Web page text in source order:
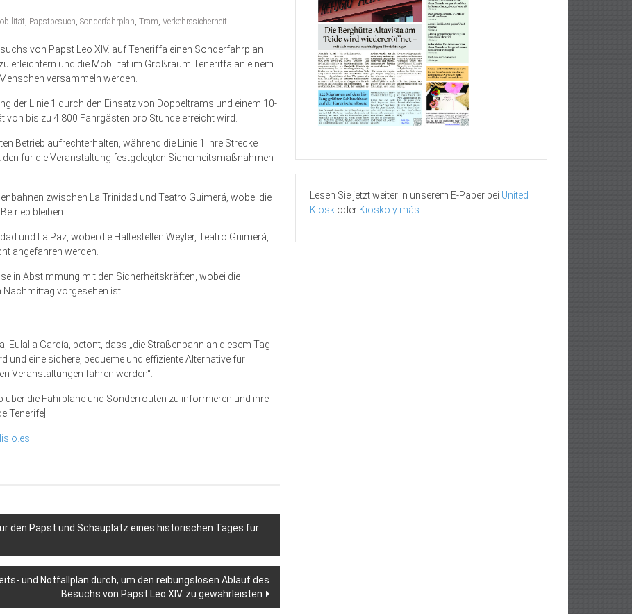
Papstbesuch Sonderfahrplan Tram Verkehrssicherheit
von Papst Leo XIV. auf Teneriffa einen Sonderfahrplan
erleichtern und die Mobilität im Großraum Teneriffa an einem
versammeln werden.
der Linie 1 durch den Einsatz von Doppeltrams und einem 10-
bis zu 4.800 Fahrgästen pro Stunde erreicht wird.
Betrieb aufrechterhalten, während die Linie 1 ihre Strecke
für die Veranstaltung festgelegten Sicherheitsmaßnahmen
zwischen La Trinidad und Teatro Guimerá, wobei die
bleiben.
und La Paz, wobei die Haltestellen Weyler, Teatro Guimerá,
angefahren werden.
in Abstimmung mit den Sicherheitskräften, wobei die
vorgesehen ist.
Eulalia García, betont, dass „die Straßenbahn an diesem Tag
und eine sichere, bequeme und effiziente Alternative für
Veranstaltungen fahren werden“.
die Fahrpläne und Sonderrouten zu informieren und ihre
Tenerife]
den Papst und Schauplatz eines historischen Tages für
und Notfallplan durch, um den reibungslosen Ablauf des
Besuchs von Papst Leo XIV. zu gewährleisten
Lesen Sie jetzt weiter in unserem E-Paper bei United
Kiosk oder Kiosko y más